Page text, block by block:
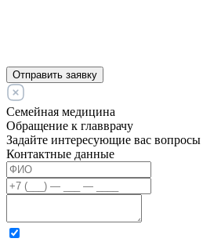
Отправить заявку
Семейная медицина
Обращение к главврачу
Задайте интересующие вас вопросы
Контактные данные